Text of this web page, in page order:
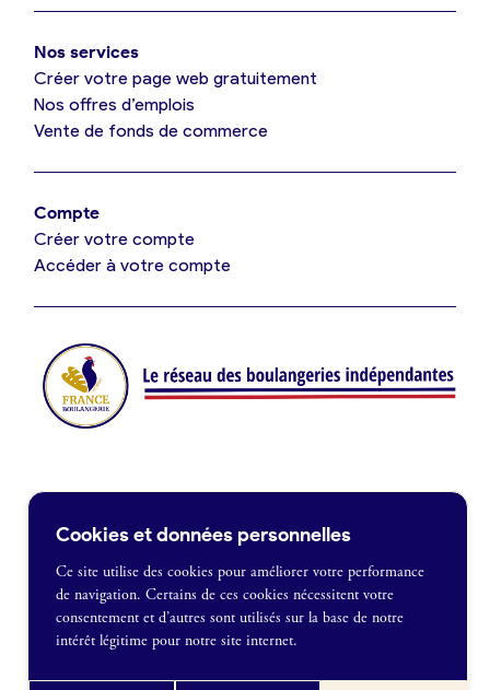
Je référence ma boulangerie (gratuit)
Offres d’emploi
Je suis fournisseur
Je crée mon compte
France Boulangerie
1 rue Alexandre Fleming
Nos services
Créer votre page web gratuitement
Nos offres d’emplois
Vente de fonds de commerce
Compte
Créer votre compte
Accéder à votre compte
Je souhaite être recontacté
Cookies et données personnelles
Ce site utilise des cookies pour améliorer votre performance
de navigation. Certains de ces cookies nécessitent votre
consentement et d’autres sont utilisés sur la base de notre
intérêt légitime pour notre site internet.